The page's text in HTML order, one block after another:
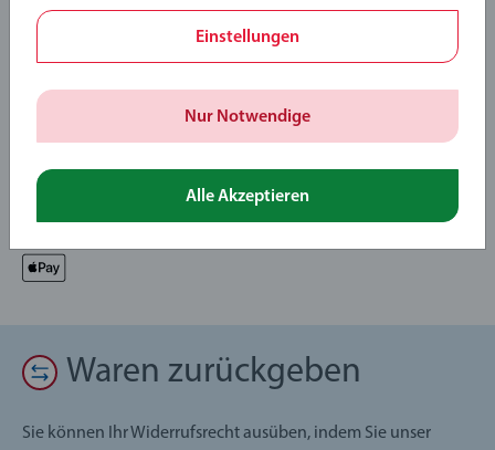
Richtlinien für Bewertungen
Waren zurückgeben
Sie können Ihr Widerrufsrecht ausüben, indem Sie unser
Einstellungen
Nur Notwendige
Alle Akzeptieren